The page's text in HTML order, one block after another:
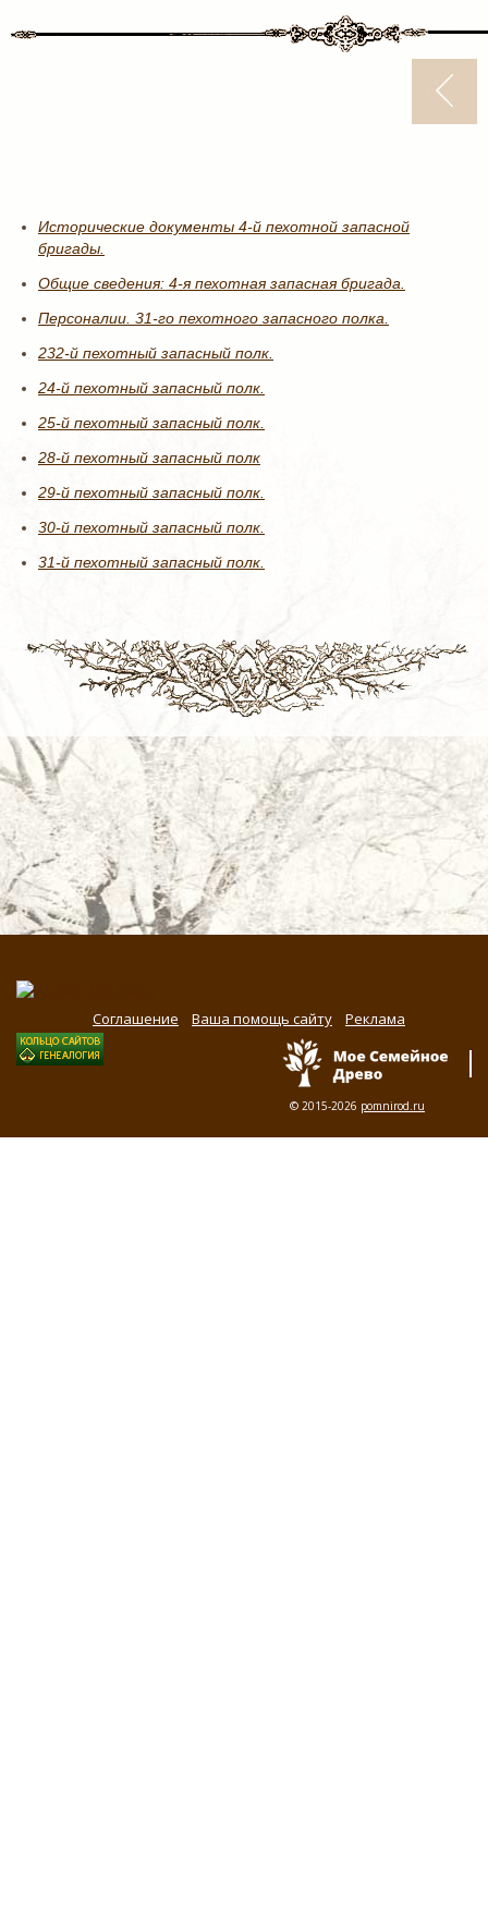
Исторические документы 4-й пехотной запасной
бригады.
Общие сведения: 4-я пехотная запасная бригада.
Персоналии. 31-го пехотного запасного полка.
232-й пехотный запасный полк.
24-й пехотный запасный полк.
25-й пехотный запасный полк.
28-й пехотный запасный полк
29-й пехотный запасный полк.
30-й пехотный запасный полк.
31-й пехотный запасный полк.
Соглашение Ваша помощь сайту Реклама
© 2015-2026 pomnirod.ru